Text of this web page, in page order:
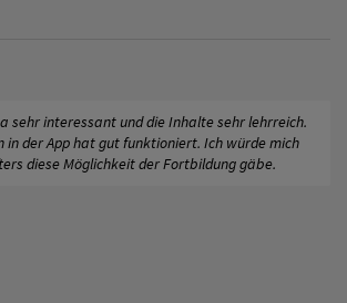
sehr interessant und die Inhalte sehr lehrreich.
in der App hat gut funktioniert. Ich würde mich
diese Möglichkeit der Fortbildung gäbe.